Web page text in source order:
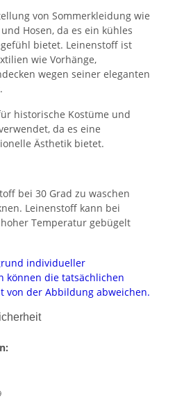
von Sommerkleidung wie
Hosen, da es ein kühles
bietet. Leinenstoff ist
wie Vorhänge,
wegen seiner eleganten
historische Kostüme und
da es eine
Ästhetik bietet.
bei 30 Grad zu waschen
Leinenstoff kann bei
Temperatur gebügelt
individueller
können die tatsächlichen
von der Abbildung abweichen.